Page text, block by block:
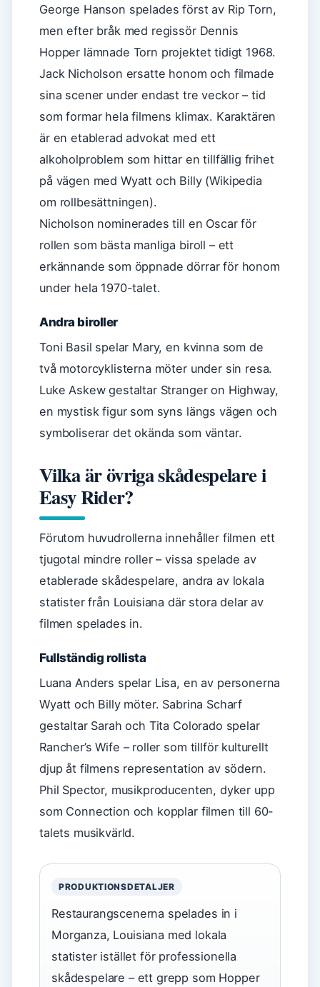
George Hanson spelades först av Rip Torn,
men efter bråk med regissör Dennis
Hopper lämnade Torn projektet tidigt 1968.
Jack Nicholson ersatte honom och filmade
sina scener under endast tre veckor – tid
som formar hela filmens klimax. Karaktären
är en etablerad advokat med ett
alkoholproblem som hittar en tillfällig frihet
på vägen med Wyatt och Billy (Wikipedia
om rollbesättningen).
Nicholson nominerades till en Oscar för
rollen som bästa manliga biroll – ett
erkännande som öppnade dörrar för honom
under hela 1970-talet.
Andra biroller
Toni Basil spelar Mary, en kvinna som de
två motorcyklisterna möter under sin resa.
Luke Askew gestaltar Stranger on Highway,
en mystisk figur som syns längs vägen och
symboliserar det okända som väntar.
Vilka är övriga skådespelare i
Easy Rider?
Förutom huvudrollerna innehåller filmen ett
tjugotal mindre roller – vissa spelade av
etablerade skådespelare, andra av lokala
statister från Louisiana där stora delar av
filmen spelades in.
Fullständig rollista
Luana Anders spelar Lisa, en av personerna
Wyatt och Billy möter. Sabrina Scharf
gestaltar Sarah och Tita Colorado spelar
Rancher’s Wife – roller som tillför kulturellt
djup åt filmens representation av södern.
Phil Spector, musikproducenten, dyker upp
som Connection och kopplar filmen till 60-
talets musikvärld.
PRODUKTIONSDETALJER
Restaurangscenerna spelades in i
Morganza, Louisiana med lokala
statister istället för professionella
skådespelare – ett grepp som Hopper